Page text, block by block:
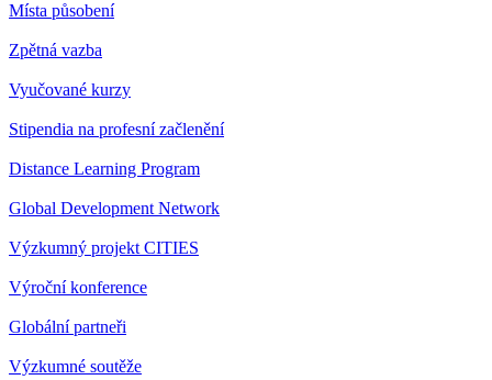
Místa působení
Zpětná vazba
Vyučované kurzy
Stipendia na profesní začlenění
Distance Learning Program
Global Development Network
Výzkumný projekt CITIES
Výroční konference
Globální partneři
Výzkumné soutěže